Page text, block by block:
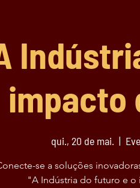
impacto
qui., 20 de mai.
  |
se a soluções
"A Indústria do futuro e